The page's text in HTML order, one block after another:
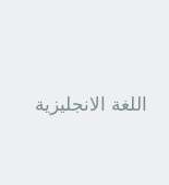
اللغة الانجليزية